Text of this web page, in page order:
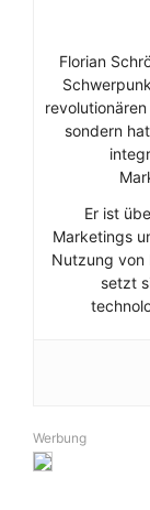
Florian
sondern
Er ist
Marketings
Nutzung von
setzt
Werbung